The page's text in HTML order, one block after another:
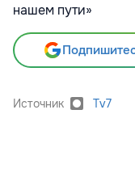
нашем пути»
Источник Tv7